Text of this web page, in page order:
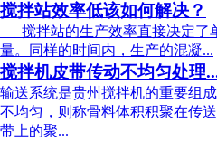
搅拌站效率低该如何解决？
搅拌站的生产效率直接决定了
量。同样的时间内，生产的混凝...
搅拌机皮带传动不均匀处理
输送系统是贵州搅拌机的重要组
不均匀，则称骨料体积积聚在传
带上的聚...